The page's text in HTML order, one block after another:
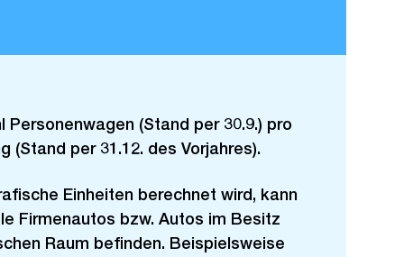
(Stand per 30.9.) pro
(Stand per 31.12. des Vorjahres).
Einheiten berechnet wird, kann
Firmenautos bzw. Autos im Besitz
Raum befinden. Beispielsweise